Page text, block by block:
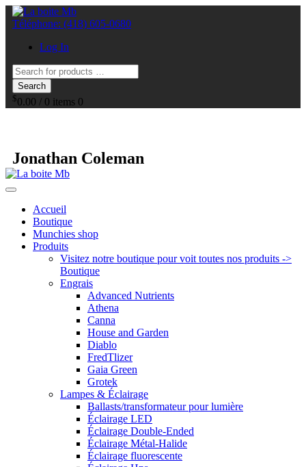
Téléphone: (418) 605-0680
Log In
Search
$0.00 / 0 items 0
Jonathan Coleman
Accueil
Boutique
Munchies shop
Produits
Visitez notre boutique pour voit toutes nos produits ->
Boutique
Engrais
Advanced Nutrients
Athena
Canna
House and Garden
Diablo
FredTlizer
Gaia Green
Grotek
Lampes & Éclairage
Ballasts/transformateur pour lumière
Éclairage LED
Éclairage Double-Ended
Éclairage Métal-Halide
Éclairage fluorescente